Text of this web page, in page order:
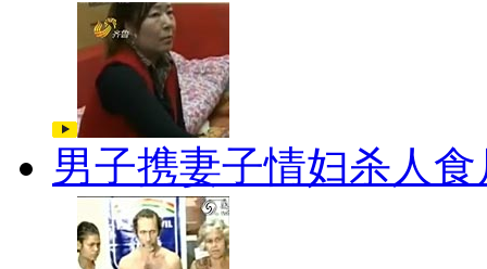
男子携妻子情妇杀人食